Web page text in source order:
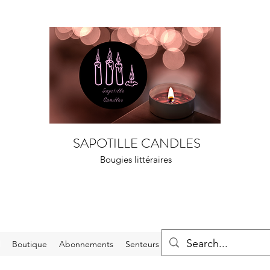
SAPOTILLE CANDLES
Bougies littéraires
Boutique Abonnements Senteurs Carte cadeau